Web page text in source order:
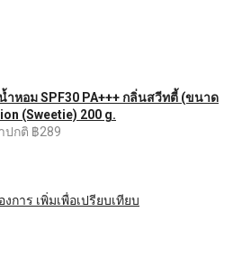
ำหอม SPF30 PA+++ กลิ่นสวีทตี้ (ขนาด
(Sweetie) 200 g.
ปกติ ฿289
งการ เพิ่มเพื่อเปรียบเทียบ